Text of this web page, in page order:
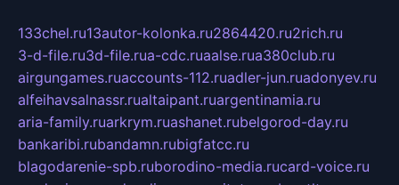
133chel.ru13autor-kolonka.ru2864420.ru2rich.ru
3-d-file.ru3d-file.rua-cdc.ruaalse.rua380club.ru
airgungames.ruaccounts-112.ruadler-jun.ruadonyev.ru
alfeihavsalnassr.rualtaipant.ruargentinamia.ru
aria-family.ruarkrym.ruashanet.rubelgorod-day.ru
bankaribi.rubandamn.rubigfatcc.ru
blagodarenie-spb.ruborodino-media.rucard-voice.ru